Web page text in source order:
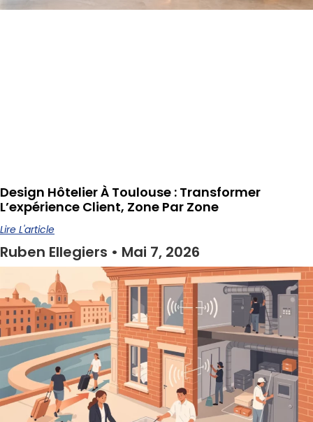
Design Hôtelier À Toulouse : Transformer
L’expérience Client, Zone Par Zone
Lire L'article
Ruben Ellegiers Mai 7, 2026